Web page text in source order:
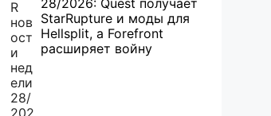
28/2026: Quest получает
StarRupture и моды для
Hellsplit, а Forefront
расширяет войну